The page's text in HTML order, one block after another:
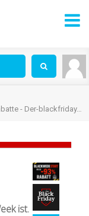
- Der-blackfriday.de
ist.